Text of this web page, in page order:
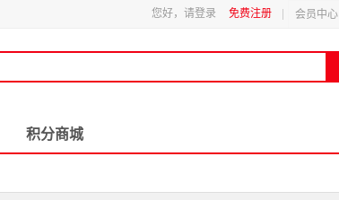
您好，请登录 免费注册 会员中心
积分商城